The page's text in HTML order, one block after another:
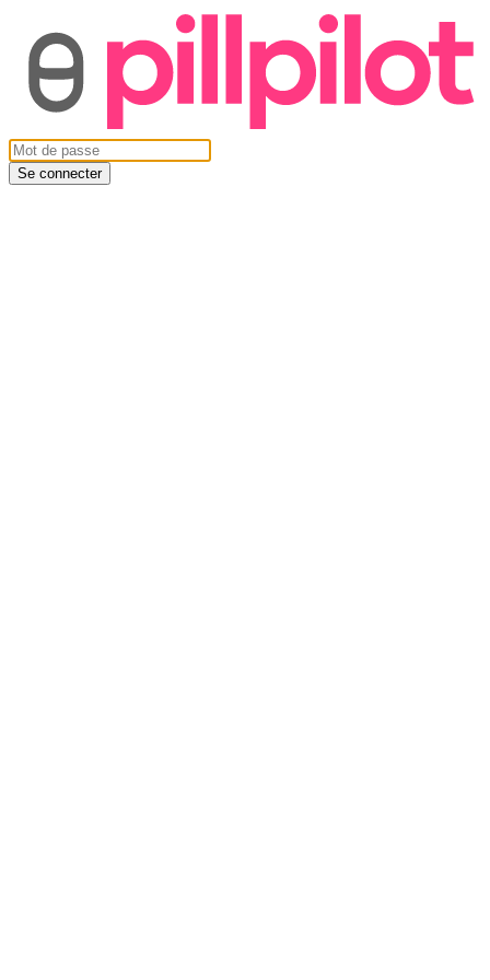
Se connecter